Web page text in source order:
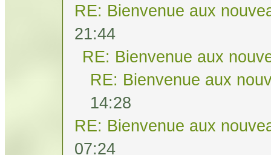
RE: Bienvenue aux
21:44
RE: Bienvenue aux
RE: Bienvenue aux
14:28
RE: Bienvenue aux
07:24